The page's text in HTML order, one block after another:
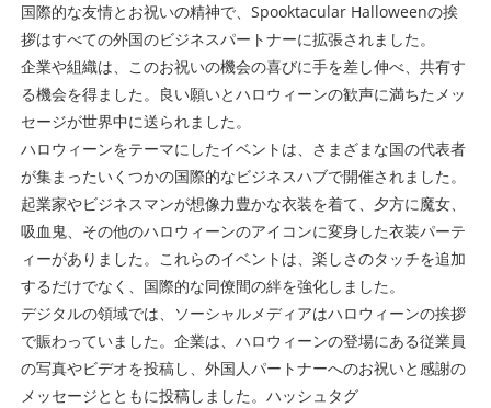
国際的な友情とお祝いの精神で、Spooktacular Halloweenの挨
拶はすべての外国のビジネスパートナーに拡張されました。
企業や組織は、このお祝いの機会の喜びに手を差し伸べ、共有す
る機会を得ました。良い願いとハロウィーンの歓声に満ちたメッ
セージが世界中に送られました。
ハロウィーンをテーマにしたイベントは、さまざまな国の代表者
が集まったいくつかの国際的なビジネスハブで開催されました。
起業家やビジネスマンが想像力豊かな衣装を着て、夕方に魔女、
吸血鬼、その他のハロウィーンのアイコンに変身した衣装パーテ
ィーがありました。これらのイベントは、楽しさのタッチを追加
するだけでなく、国際的な同僚間の絆を強化しました。
デジタルの領域では、ソーシャルメディアはハロウィーンの挨拶
で賑わっていました。企業は、ハロウィーンの登場にある従業員
の写真やビデオを投稿し、外国人パートナーへのお祝いと感謝の
メッセージとともに投稿しました。ハッシュタグ